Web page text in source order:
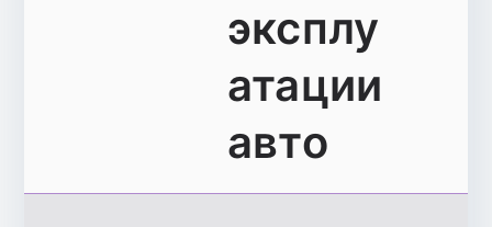
эксплу
атации
авто